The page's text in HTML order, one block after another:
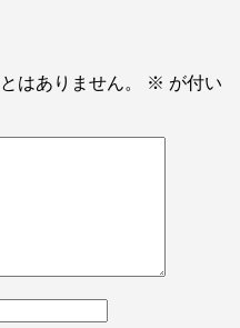
はありません。 ※ が付い